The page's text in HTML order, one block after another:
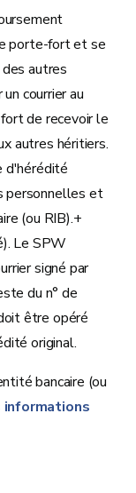
porte-fort et se
autres
courrier au
de recevoir le
autres héritiers.
d'hérédité
personnelles et
(ou RIB).+
Le SPW
signé par
du n° de
être opéré
original.
bancaire (ou